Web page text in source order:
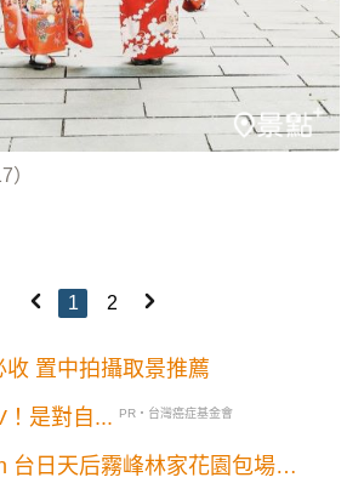
）
1 2
收 置中拍攝取景推薦
！是對自...
PR・台灣癌症基金會
台日天后霧峰林家花園包場拍